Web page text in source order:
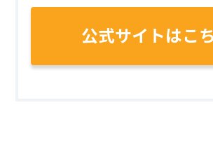
公式サイトはこ